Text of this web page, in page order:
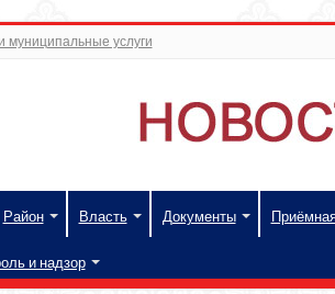
муниципальные услуги
Район Власть Документы
и надзор